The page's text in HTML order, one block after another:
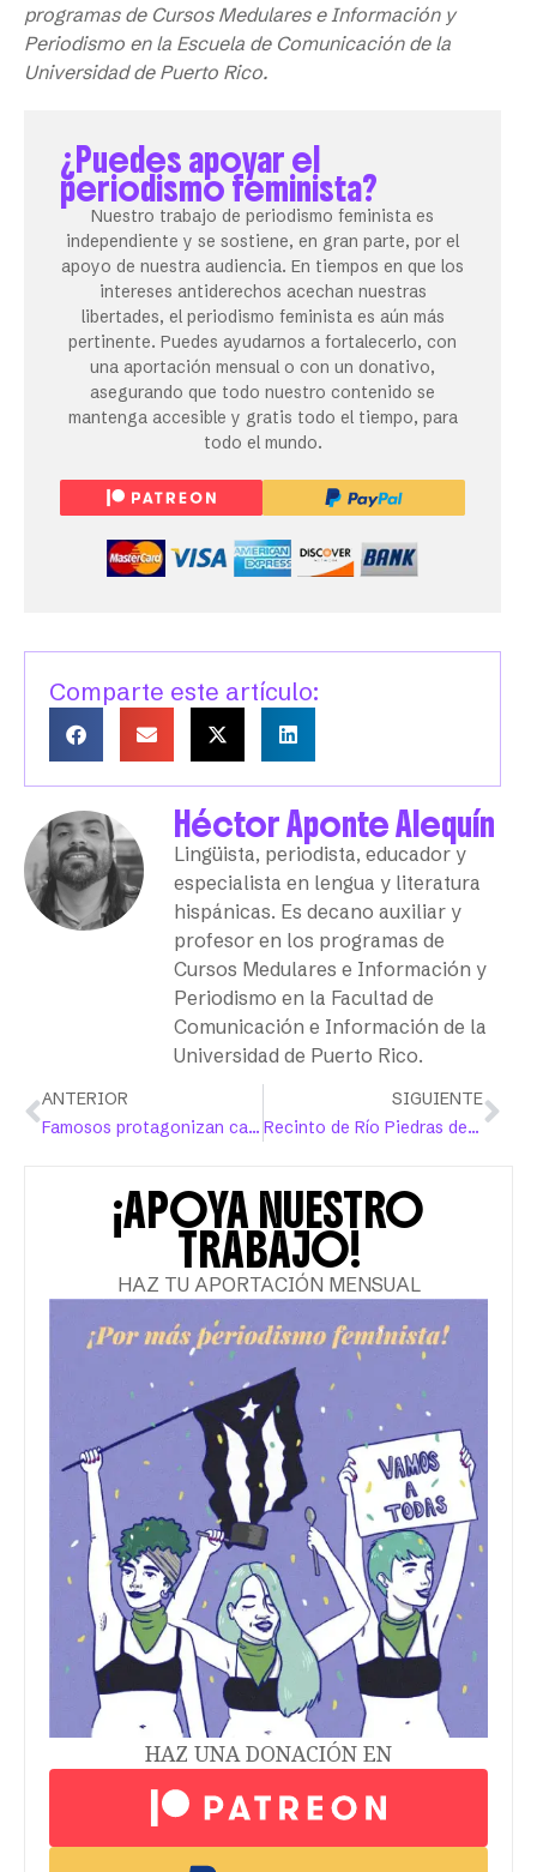
programas de Cursos Medulares e Información y
Periodismo en la Escuela de Comunicación de la
Universidad de Puerto Rico.
¿Puedes apoyar el
periodismo feminista?
Nuestro trabajo de periodismo feminista es
independiente y se sostiene, en gran parte, por el
apoyo de nuestra audiencia. En tiempos en que los
intereses antiderechos acechan nuestras
libertades, el periodismo feminista es aún más
pertinente. Puedes ayudarnos a fortalecerlo, con
una aportación mensual o con un donativo,
asegurando que todo nuestro contenido se
mantenga accesible y gratis todo el tiempo, para
todo el mundo.
Comparte este artículo:
Héctor Aponte Alequín
Lingüista, periodista, educador y
especialista en lengua y literatura
hispánicas. Es decano auxiliar y
profesor en los programas de
Cursos Medulares e Información y
Periodismo en la Facultad de
Comunicación e Información de la
Universidad de Puerto Rico.
ANTERIOR
Famosos protagonizan campaña contra la violencia de género
SIGUIENTE
Recinto de Río Piedras designa 10 baños para uso sin distinción de género
¡APOYA NUESTRO
TRABAJO!
HAZ TU APORTACIÓN MENSUAL
HAZ UNA DONACIÓN EN